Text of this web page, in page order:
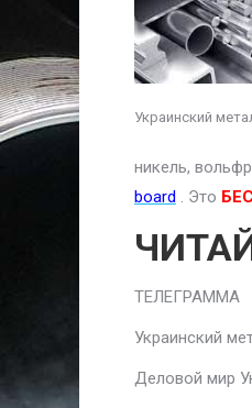
Украинский
никель,
board . Это
ТЕЛЕГРАММА
Украинский
Деловой мир